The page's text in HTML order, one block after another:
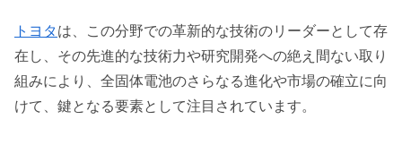
トヨタは、この分野での革新的な技術のリーダーとして存
在し、その先進的な技術力や研究開発への絶え間ない取り
組みにより、全固体電池のさらなる進化や市場の確立に向
けて、鍵となる要素として注目されています。